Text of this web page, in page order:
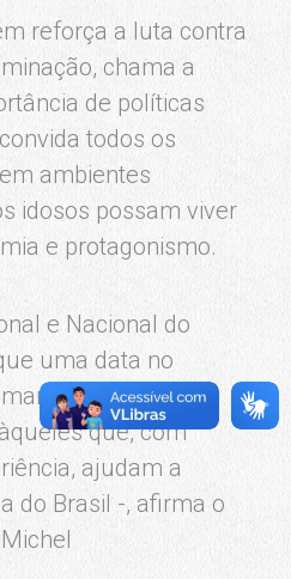
reforça a luta contra
chama a
de políticas
todos os
ambientes
idosos possam viver
e protagonismo.
e Nacional do
uma data no
de gratidão e
que, com
ajudam a
do Brasil -, afirma o